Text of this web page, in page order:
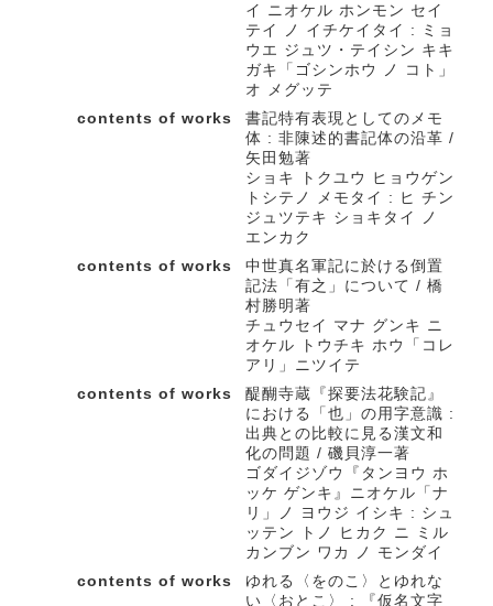
イ ニオケル ホンモン セイ
テイ ノ イチケイタイ : ミョ
ウエ ジュツ・テイシン キキ
ガキ「ゴシンホウ ノ コト」
オ メグッテ
contents of works
書記特有表現としてのメモ
体 : 非陳述的書記体の沿革 /
矢田勉著
ショキ トクユウ ヒョウゲン
トシテノ メモタイ : ヒ チン
ジュツテキ ショキタイ ノ
エンカク
contents of works
中世真名軍記に於ける倒置
記法「有之」について / 橋
村勝明著
チュウセイ マナ グンキ ニ
オケル トウチキ ホウ「コレ
アリ」ニツイテ
contents of works
醍醐寺蔵『探要法花験記』
における「也」の用字意識 :
出典との比較に見る漢文和
化の問題 / 磯貝淳一著
ゴダイジゾウ『タンヨウ ホ
ッケ ゲンキ』ニオケル「ナ
リ」ノ ヨウジ イシキ : シュ
ッテン トノ ヒカク ニ ミル
カンブン ワカ ノ モンダイ
contents of works
ゆれる〈をのこ〉とゆれな
い〈おとこ〉 : 『仮名文字